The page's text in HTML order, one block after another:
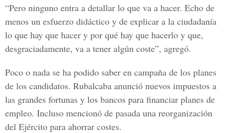
“Pero ninguno entra a detallar lo que va a hacer. Echo de
menos un esfuerzo didáctico y de explicar a la ciudadanía
lo que hay que hacer y por qué hay que hacerlo y que,
desgraciadamente, va a tener algún coste”, agregó.
Poco o nada se ha podido saber en campaña de los planes
de los candidatos. Rubalcaba anunció nuevos impuestos a
las grandes fortunas y los bancos para financiar planes de
empleo. Incluso mencionó de pasada una reorganización
del Ejército para ahorrar costes.